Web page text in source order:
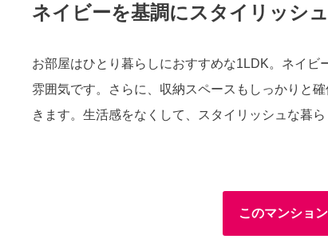
ネイビーを基調にスタイリッシ
お部屋はひとり暮らしにおすすめな1LDK。ネイ
雰囲気です。さらに、収納スペースもしっかりと
きます。生活感をなくして、スタイリッシュな暮ら
このマンショ